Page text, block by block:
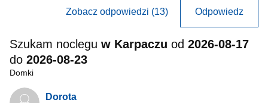
Zobacz odpowiedzi (13) Odpowiedz
Szukam noclegu w Karpaczu od 2026-08-17
do 2026-08-23
Domki
Dorota